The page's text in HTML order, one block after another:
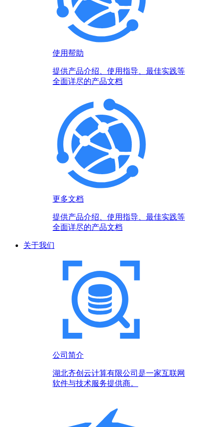
使用帮助
提供产品介绍、使用指导、最佳实践等
全面详尽的产品文档
更多文档
提供产品介绍、使用指导、最佳实践等
全面详尽的产品文档
关于我们
公司简介
湖北齐创云计算有限公司是一家互联网
软件与技术服务提供商。